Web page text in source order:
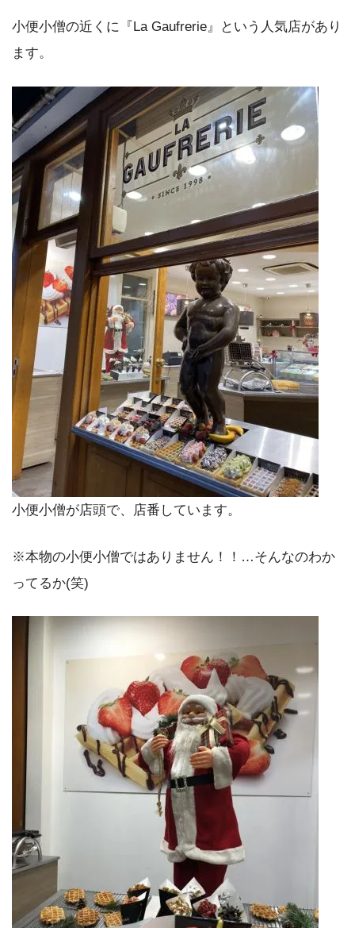
小便小僧の近くに『La Gaufrerie』という人気店があり
ます。
小便小僧が店頭で、店番しています。
※本物の小便小僧ではありません！！…そんなのわか
ってるか(笑)